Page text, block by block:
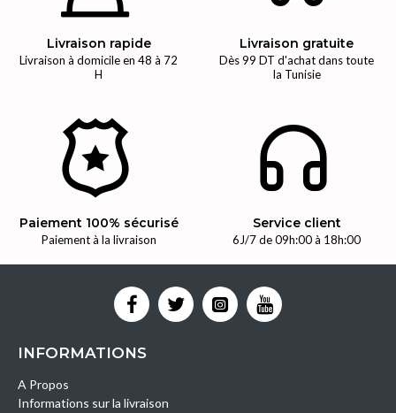
Livraison rapide
Livraison à domicile en 48 à 72
H
Livraison gratuite
Dès 99 DT d'achat dans toute
la Tunisie
Paiement 100% sécurisé
Paiement à la livraison
Service client
6J/7 de 09h:00 à 18h:00
INFORMATIONS
A Propos
Informations sur la livraison